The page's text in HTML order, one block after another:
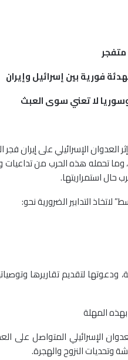
فورية بين إسرائيل وإيران
لا تعني سوى العبث
العدوان الإسرائيلي على إيران
وما تحمله هذه الحرب من
حال استمراريتها.
التدابير الضرورية نحو:
ودعوتها لتقديم تقاريرها
المهلة
الإسرائيلي المتواصل على
وتحديات النزوح والهجرة.